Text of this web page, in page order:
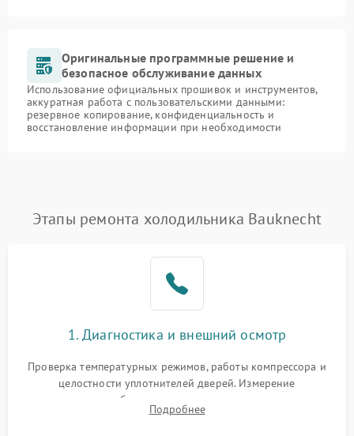
Оригинальные программные решение и
безопасное обслуживание данных
Использование официальных прошивок и инструментов,
аккуратная работа с пользовательскими данными:
резервное копирование, конфиденциальность и
восстановление информации при необходимости
Этапы ремонта холодильника Bauknecht
1. Диагностика и внешний осмотр
Проверка температурных режимов, работы компрессора и
целостности уплотнителей дверей. Измерение
сопротивления обмоток мотора, проверка термостата и
считывание кодов ошибок с электронного дисплея.
Подробнее